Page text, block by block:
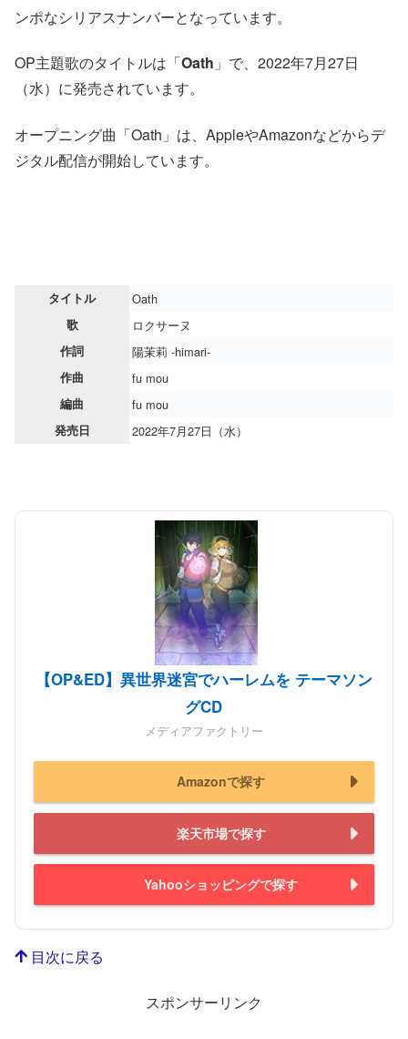
ンポなシリアスナンバーとなっています。
OP主題歌のタイトルは「Oath 」で、2022年7月27日
（水）に発売されています。
オープニング曲「Oath」は、AppleやAmazonなどからデ
ジタル配信が開始しています。
タイトル Oath
歌 ロクサーヌ
作詞 陽茉莉 -himari-
作曲 fu mou
編曲 fu mou
発売日 2022年7月27日（水）
【OP&ED】異世界迷宮でハーレムを テーマソン
グCD
メディアファクトリー
Amazonで探す
楽天市場で探す
Yahooショッピングで探す
目次に戻る
スポンサーリンク